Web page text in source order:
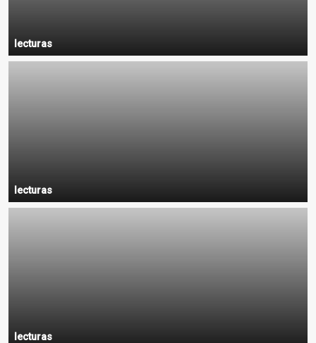
lecturas
lecturas
lecturas